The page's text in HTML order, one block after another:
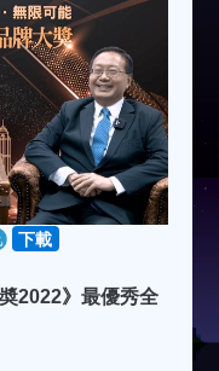
下載
2022》最優秀全